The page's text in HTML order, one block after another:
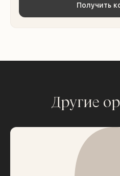
Получить
Другие